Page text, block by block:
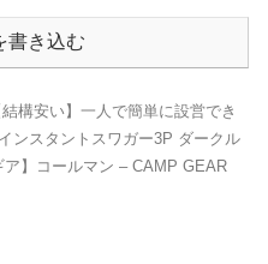
書き込む
結構安い】一人で簡単に設営でき
ンスタントスワガー3P ダークル
】コールマン – CAMP GEAR